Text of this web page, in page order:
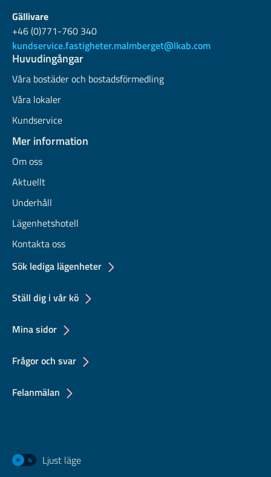
Gällivare
+46 (0)771-760 340
kundservice.fastigheter.malmberget@lkab.com
Huvudingångar
Våra bostäder och bostadsförmedling
Våra lokaler
Kundservice
Mer information
Om oss
Aktuellt
Underhåll
Lägenhetshotell
Kontakta oss
Sök lediga lägenheter
Ställ dig i vår kö
Mina sidor
Frågor och svar
Felanmälan
Ljust läge